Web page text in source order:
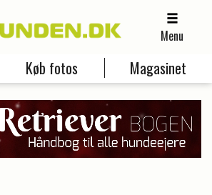
Menu
Køb fotos Magasinet